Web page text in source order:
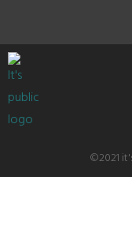
©2021